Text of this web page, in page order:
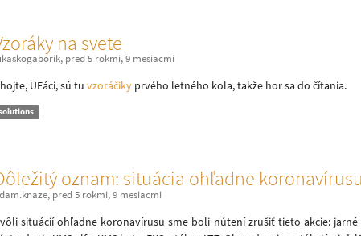
na svete
, pred 5 rokmi, 9 mesiacmi
UFáci, sú tu vzoráčiky prvého letného kola, takže hor sa do čítania.
oznam: situácia ohľadne koronavírusu
, pred 5 rokmi, 9 mesiacmi
situácií ohľadne koronavírusu sme boli nútení zrušiť tieto akcie: jarné